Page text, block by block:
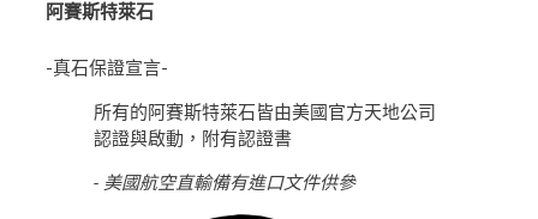
阿賽斯特萊石
-真石保證宣言-
所有的阿賽斯特萊石皆由美國官方天地公司
認證與啟動，附有認證書
- 美國航空直輸備有進口文件供參